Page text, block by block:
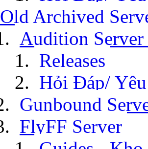
Old Archived
Audition Server
Releases
Hỏi Đáp/
Gunbound
FlyFF Server